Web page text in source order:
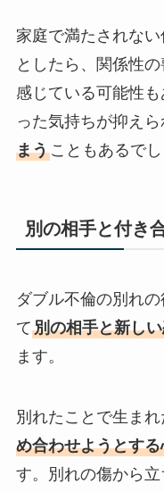
家庭で満たされな
としたら、関係性
感じている可能性
った気持ちが抑えら
まうこともあるでし
別の相手と付き
ダブル不倫の別れ
て別の相手と新し
ます。
別れたことで生まれ
め合わせようとする
す。別れの傷から